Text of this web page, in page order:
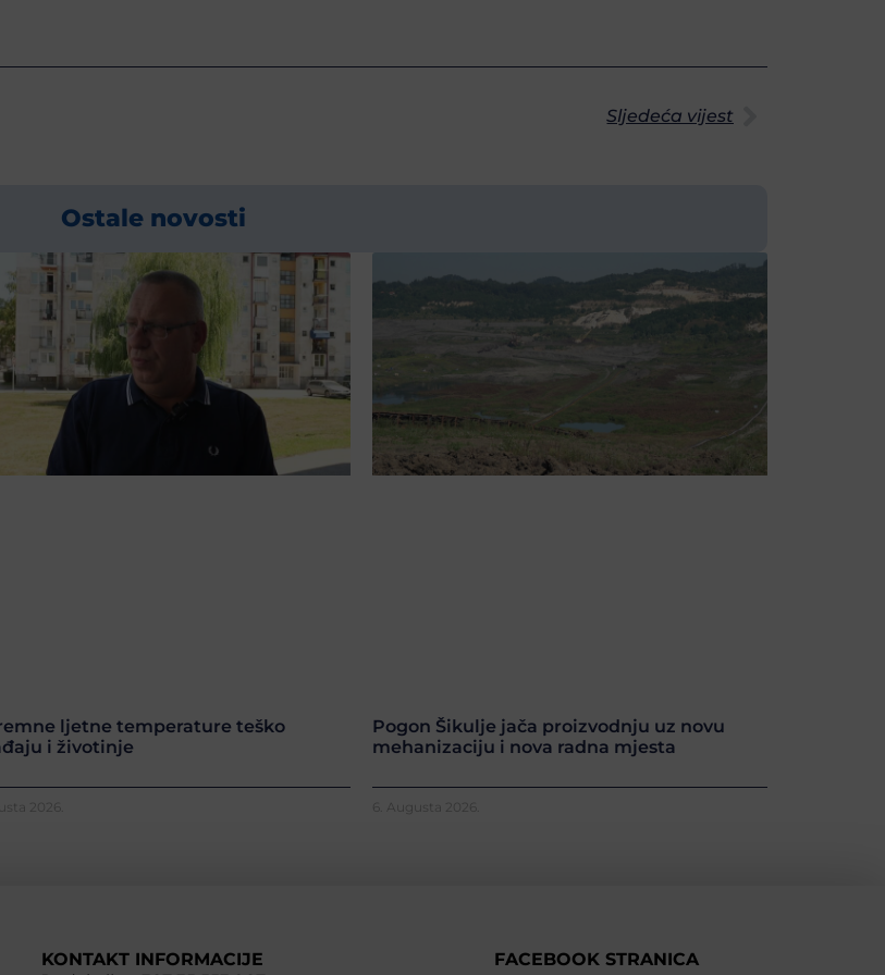
Sljedeća vijest
Ostale novosti
ljetne temperature teško
i životinje
2026.
Pogon Šikulje jača proizvodnju uz novu
mehanizaciju i nova radna mjesta
6. Augusta 2026.
KONTAKT INFORMACIJE
FACEBOOK STRANICA